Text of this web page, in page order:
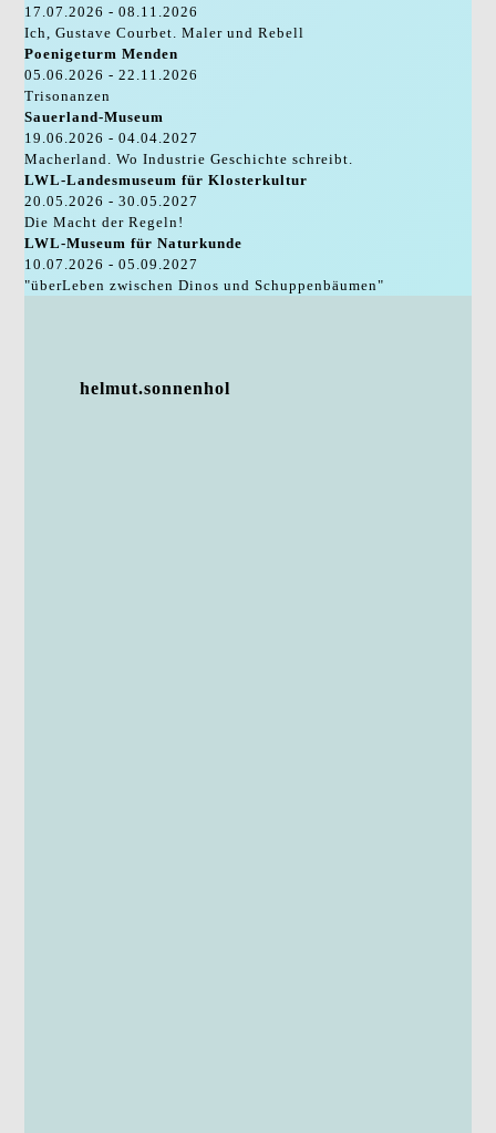
17.07.2026 - 08.11.2026
Ich, Gustave Courbet. Maler und Rebell
Poenigeturm Menden
05.06.2026 - 22.11.2026
Trisonanzen
Sauerland-Museum
19.06.2026 - 04.04.2027
Macherland. Wo Industrie Geschichte schreibt.
LWL-Landesmuseum für Klosterkultur
20.05.2026 - 30.05.2027
Die Macht der Regeln!
LWL-Museum für Naturkunde
10.07.2026 - 05.09.2027
"überLeben zwischen Dinos und Schuppenbäumen"
helmut.sonnenhol